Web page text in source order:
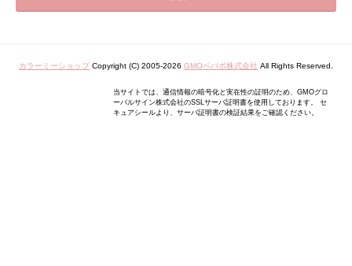
カラーミーショップ Copyright (C) 2005-2026 GMOペパボ株式会社 All Rights Reserved.
当サイトでは、通信情報の暗号化と実在性の証明のため、GMOグロ
ーバルサイン株式会社のSSLサーバ証明書を使用しております。 セ
キュアシールより、サーバ証明書の検証結果をご確認ください。